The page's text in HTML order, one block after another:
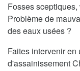
Fosses
Problème de
des eaux usées ?
Faites intervenir
d'assainissement